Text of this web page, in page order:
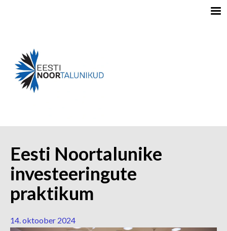
Eesti Noortalunike
investeeringute
praktikum
14. oktoober 2024